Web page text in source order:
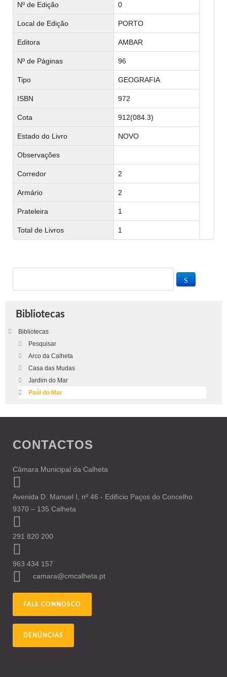
Nº de Edição 0
Local de Edição PORTO
Editora AMBAR
Nº de Páginas 96
Tipo GEOGRAFIA
ISBN 972
Cota 912(084.3)
Estado do Livro NOVO
Observações
Corredor 2
Armário 2
Prateleira 1
Total de Livros 1
Bibliotecas
Bibliotecas
Pesquisar
Arco da Calheta
Casa das Mudas
Jardim do Mar
Paúl do Mar
CONTACTOS
Câmara Municipal da Calheta
Avenida D. Manuel I, nº 46 - Edifício Paços do Concelho
9370 – 135 Calheta
291 820 200
963 434 157
camara@cmcalheta.pt
FALE CONNOSCO
DENÚNCIAS